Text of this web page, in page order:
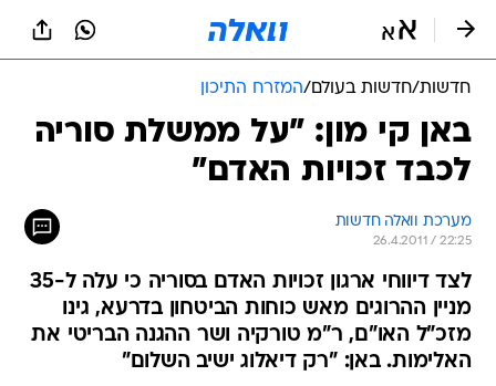
חדשות/חדשות בעולם/המזרח התיכון
באן קי מון: "על ממשלת סוריה
לכבד זכויות האדם"
מערכת וואלה חדשות
26.4.2011 / 22:25
לצד דיווחי ארגון זכויות האדם בסוריה כי עלה ל-35
מניין ההרוגים מאש כוחות הביטחון בדרעא, גינו
מזכ"ל האו"ם, ר"מ טורקיה ושר ההגנה הבריטי את
האלימות. באן: "רק דיאלוג ישיב השלום"